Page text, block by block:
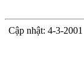
Cập nhật: 4-3-2001